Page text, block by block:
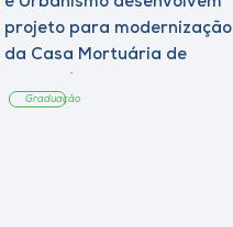
projeto para modernização
da Casa Mortuária de
Graduação